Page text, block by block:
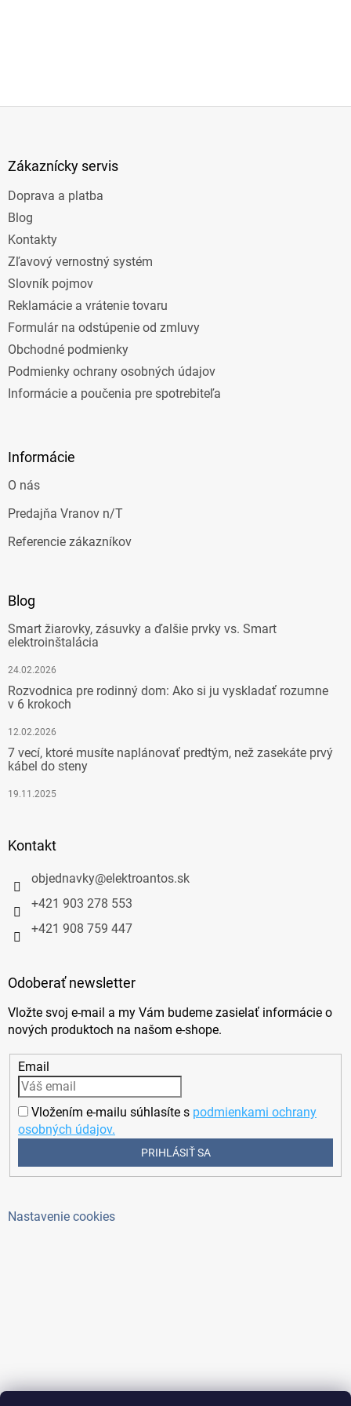
Zákaznícky servis
Doprava a platba
Blog
Kontakty
Zľavový vernostný systém
Slovník pojmov
Reklamácie a vrátenie tovaru
Formulár na odstúpenie od zmluvy
Obchodné podmienky
Podmienky ochrany osobných údajov
Informácie a poučenia pre spotrebiteľa
Informácie
O nás
Predajňa Vranov n/T
Referencie zákazníkov
Blog
Smart žiarovky, zásuvky a ďalšie prvky vs. Smart
elektroinštalácia
24.02.2026
Rozvodnica pre rodinný dom: Ako si ju vyskladať rozumne
v 6 krokoch
12.02.2026
7 vecí, ktoré musíte naplánovať predtým, než zasekáte prvý
kábel do steny
19.11.2025
Kontakt
objednavky@elektroantos.sk
+421 903 278 553
+421 908 759 447
Odoberať newsletter
Vložte svoj e-mail a my Vám budeme zasielať informácie o
nových produktoch na našom e-shope.
Email
Vložením e-mailu súhlasíte s podmienkami ochrany
osobných údajov.
PRIHLÁSIŤ SA
Nastavenie cookies